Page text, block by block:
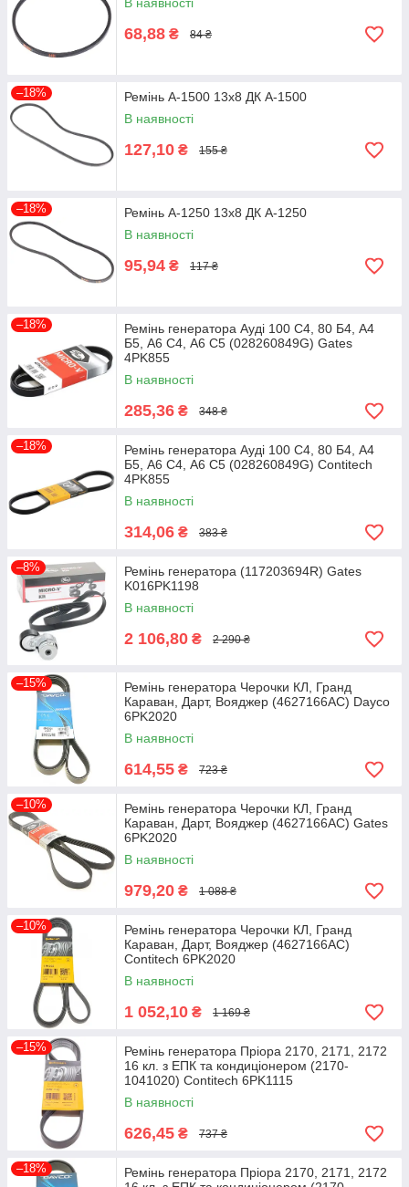
68,88 ₴ 84 ₴
–18%
Ремінь А-1500 13х8 ДК А-1500
В наявності
127,10 ₴ 155 ₴
–18%
Ремінь А-1250 13х8 ДК А-1250
В наявності
95,94 ₴ 117 ₴
–18%
Ремінь генератора Ауді 100 С4, 80 Б4, А4
Б5, А6 С4, А6 С5 (028260849G) Gates
4PK855
В наявності
285,36 ₴ 348 ₴
–18%
Ремінь генератора Ауді 100 С4, 80 Б4, А4
Б5, А6 С4, А6 С5 (028260849G) Contitech
4PK855
В наявності
314,06 ₴ 383 ₴
–8%
Ремінь генератора (117203694R) Gates
K016PK1198
В наявності
2 106,80 ₴ 2 290 ₴
–15%
Ремінь генератора Черочки КЛ, Гранд
Караван, Дарт, Вояджер (4627166AC) Dayco
6PK2020
В наявності
614,55 ₴ 723 ₴
–10%
Ремінь генератора Черочки КЛ, Гранд
Караван, Дарт, Вояджер (4627166AC) Gates
6PK2020
В наявності
979,20 ₴ 1 088 ₴
–10%
Ремінь генератора Черочки КЛ, Гранд
Караван, Дарт, Вояджер (4627166AC)
Contitech 6PK2020
В наявності
1 052,10 ₴ 1 169 ₴
–15%
Ремінь генератора Пріора 2170, 2171, 2172
16 кл. з ЕПК та кондиціонером (2170-
1041020) Contitech 6PK1115
В наявності
626,45 ₴ 737 ₴
–18%
Ремінь генератора Пріора 2170, 2171, 2172